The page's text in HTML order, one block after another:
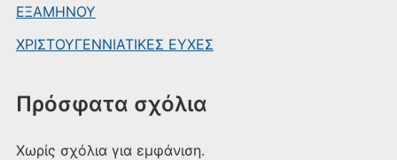
ΕΞΑΜΗΝΟΥ
ΧΡΙΣΤΟΥΓΕΝΝΙΑΤΙΚΕΣ ΕΥΧΕΣ
Πρόσφατα σχόλια
Χωρίς σχόλια για εμφάνιση.